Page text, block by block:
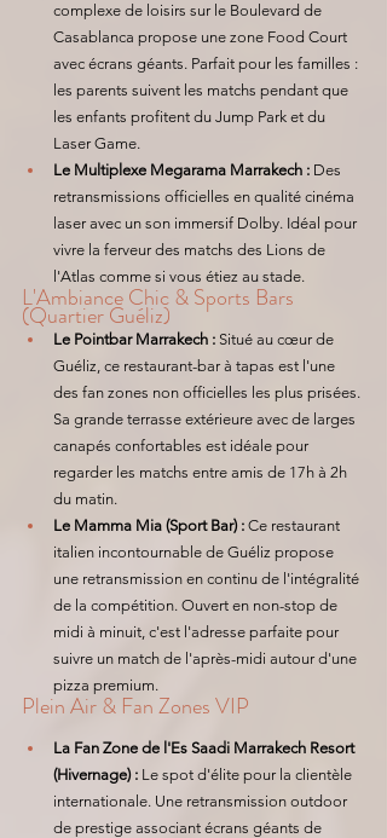
complexe de loisirs sur le Boulevard de
Casablanca propose une zone Food Court
avec écrans géants. Parfait pour les familles :
les parents suivent les matchs pendant que
les enfants profitent du Jump Park et du
Laser Game.
Le Multiplexe Megarama Marrakech : Des
retransmissions officielles en qualité cinéma
laser avec un son immersif Dolby. Idéal pour
vivre la ferveur des matchs des Lions de
l'Atlas comme si vous étiez au stade.
L'Ambiance Chic & Sports Bars
(Quartier Guéliz)
Le Pointbar Marrakech : Situé au cœur de
Guéliz, ce restaurant-bar à tapas est l'une
des fan zones non officielles les plus prisées.
Sa grande terrasse extérieure avec de larges
canapés confortables est idéale pour
regarder les matchs entre amis de 17h à 2h
du matin.
Le Mamma Mia (Sport Bar) : Ce restaurant
italien incontournable de Guéliz propose
une retransmission en continu de l'intégralité
de la compétition. Ouvert en non-stop de
midi à minuit, c'est l'adresse parfaite pour
suivre un match de l'après-midi autour d'une
pizza premium.
Plein Air & Fan Zones VIP
La Fan Zone de l'Es Saadi Marrakech Resort
(Hivernage) : Le spot d'élite pour la clientèle
internationale. Une retransmission outdoor
de prestige associant écrans géants de